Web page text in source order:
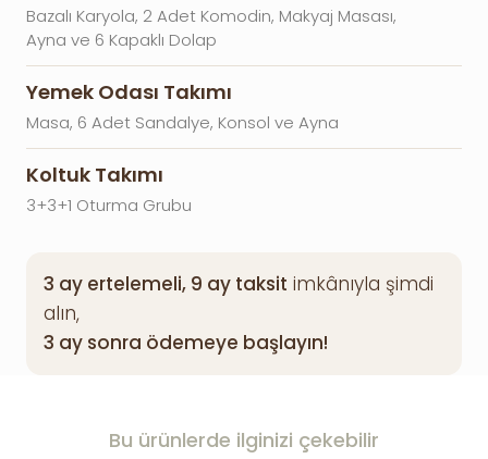
Bazalı Karyola, 2 Adet Komodin, Makyaj Masası,
Ayna ve 6 Kapaklı Dolap
Yemek Odası Takımı
Masa, 6 Adet Sandalye, Konsol ve Ayna
Koltuk Takımı
3+3+1 Oturma Grubu
3 ay ertelemeli, 9 ay taksit imkânıyla şimdi
alın,
3 ay sonra ödemeye başlayın!
Bu ürünlerde ilginizi çekebilir